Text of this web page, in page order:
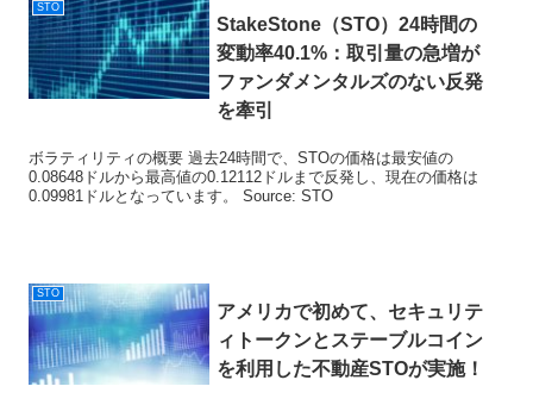
STO
StakeStone（STO）24時間の
変動率40.1%：取引量の急増が
ファンダメンタルズのない反発
を牽引
ボラティリティの概要 過去24時間で、STOの価格は最安値の
0.08648ドルから最高値の0.12112ドルまで反発し、現在の価格は
0.09981ドルとなっています。 Source: STO
STO
アメリカで初めて、セキュリテ
ィトークンとステーブルコイン
を利用した不動産STOが実施！